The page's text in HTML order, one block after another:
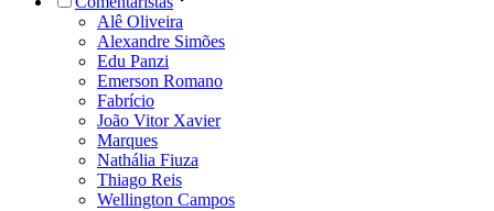
Alê Oliveira
Alexandre Simões
Edu Panzi
Emerson Romano
Fabrício
João Vitor Xavier
Marques
Nathália Fiuza
Thiago Reis
Wellington Campos